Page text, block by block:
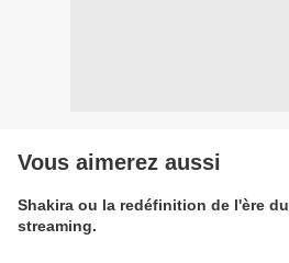
Vous aimerez aussi
Shakira ou la redéfinition de l'ère du
streaming.